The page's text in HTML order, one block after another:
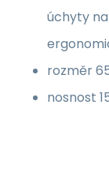
úchyty
rozměr
nosnost